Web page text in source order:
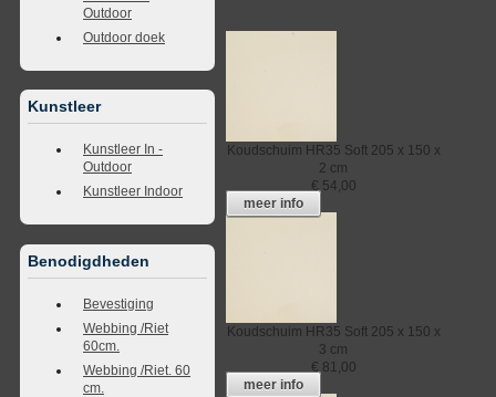
Outdoor
Outdoor doek
Kunstleer
Kunstleer In -
Outdoor
Kunstleer Indoor
Benodigdheden
Bevestiging
Webbing /Riet
60cm.
Webbing /Riet. 60
cm.
Koudschuim HR35 Soft 205 x 150 x
2 cm
€ 54,00
meer info
Koudschuim HR35 Soft 205 x 150 x
3 cm
€ 81,00
meer info